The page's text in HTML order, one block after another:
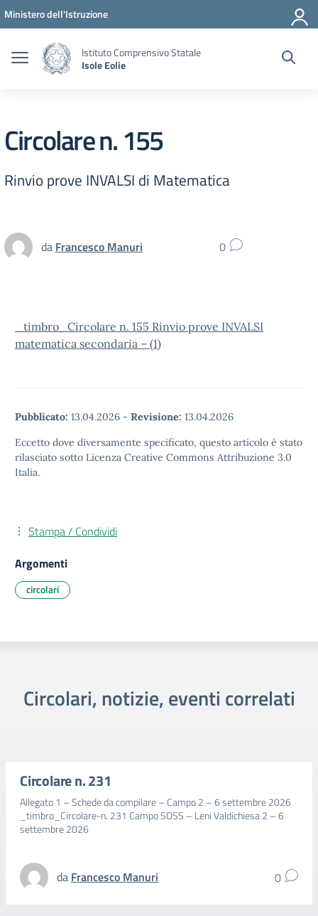
Vai ai contenuti
Vai al menu di navigazione
Vai al footer
Ministero dell'Istruzione
Istituto Comprensivo Statale
Isole Eolie
Circolare n. 155
Rinvio prove INVALSI di Matematica
da Francesco Manuri 0
_timbro_Circolare n. 155 Rinvio prove INVALSI
matematica secondaria – (1)
Pubblicato: 13.04.2026 - Revisione: 13.04.2026
Eccetto dove diversamente specificato, questo articolo è stato
rilasciato sotto Licenza Creative Commons Attribuzione 3.0
Italia.
Stampa / Condividi
Argomenti
circolari
Circolari, notizie, eventi correlati
Circolare n. 231
Allegato 1 – Schede da compilare – Campo 2 – 6 settembre 2026
_timbro_Circolare-n. 231 Campo SOSS – Leni Valdichiesa 2 – 6
settembre 2026
da Francesco Manuri 0